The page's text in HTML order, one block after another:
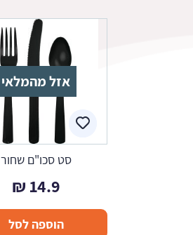
אזל מהמלאי
סט סכו"ם שחור
14.9
₪
הוספה לסל